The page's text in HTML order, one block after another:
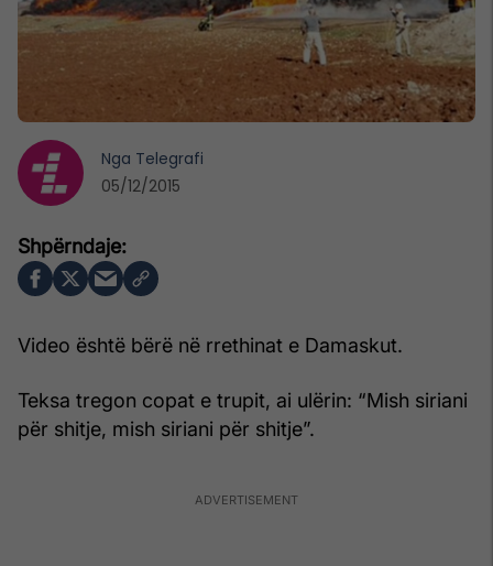
Video është bërë në rrethinat e Damaskut.
Teksa tregon copat e trupit, ai ulërin: “Mish siriani
për shitje, mish siriani për shitje”.
Nga Telegrafi
05/12/2015